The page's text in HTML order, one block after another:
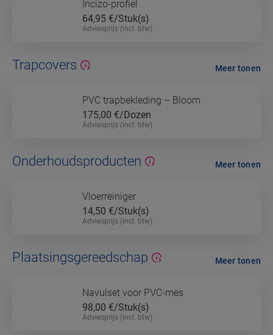
Incizo-profiel
64,95 €/Stuk(s)
Adviesprijs (incl. btw)
Trapcovers
PVC trapbekleding – Bloom
175,00 €/Dozen
Adviesprijs (incl. btw)
Meer tonen
Onderhoudsproducten
Vloerreiniger
14,50 €/Stuk(s)
Adviesprijs (incl. btw)
Meer tonen
Plaatsingsgereedschap
Navulset voor PVC-mes
98,00 €/Stuk(s)
Adviesprijs (incl. btw)
Meer tonen